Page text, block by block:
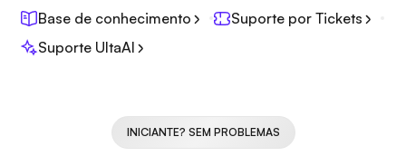
Base de conhecimento
Suporte por Tickets
Suporte UltaAI
INICIANTE? SEM PROBLEMAS